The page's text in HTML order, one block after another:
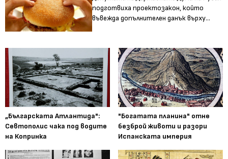
подготвиха проектозакон, който
въвежда допълнителен данък върху...
„Българската Атлантида":
Севтополис чака под водите
на Копринка
"Богатата планина" отне
безброй животи и разори
Испанската империя